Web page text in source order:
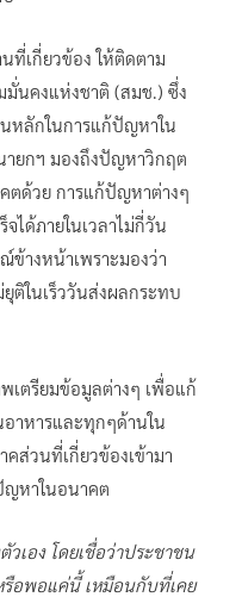
ที่เกี่ยวข้อง ให้ติดตาม
นคงแห่งชาติ (สมช.) ซึ่ง
หลักในการแก้ปัญหาใน
ายกฯ มองถึงปัญหาวิกฤต
ตด้วย การแก้ปัญหาต่างๆ
จได้ภายในเวลาไม่กี่วัน
ข้างหน้าเพราะมองว่า
ติในเร็ววันส่งผลกระทบ
เตรียมข้อมูลต่างๆ เพื่อแก้
าหารและทุกๆด้านใน
ส่วนที่เกี่ยวข้องเข้ามา
ญหาในอนาคต
เอง โดยเชื่อว่าประชาชน
รือพอแค่นี้ เหมือนกับที่เคย